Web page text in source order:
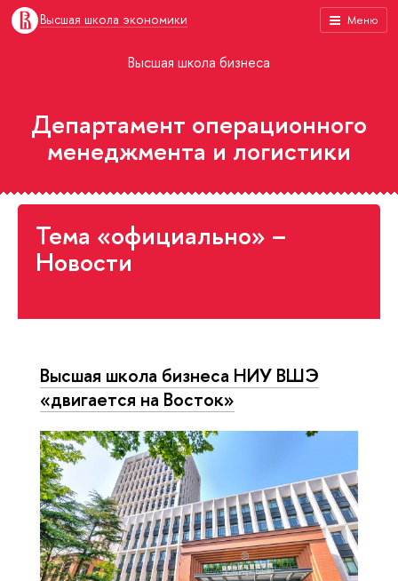
Меню
Высшая школа экономики
Высшая школа бизнеса
Департамент операционного
менеджмента и логистики
Тема «официально» –
Новости
Высшая школа бизнеса НИУ ВШЭ
«двигается на Восток»